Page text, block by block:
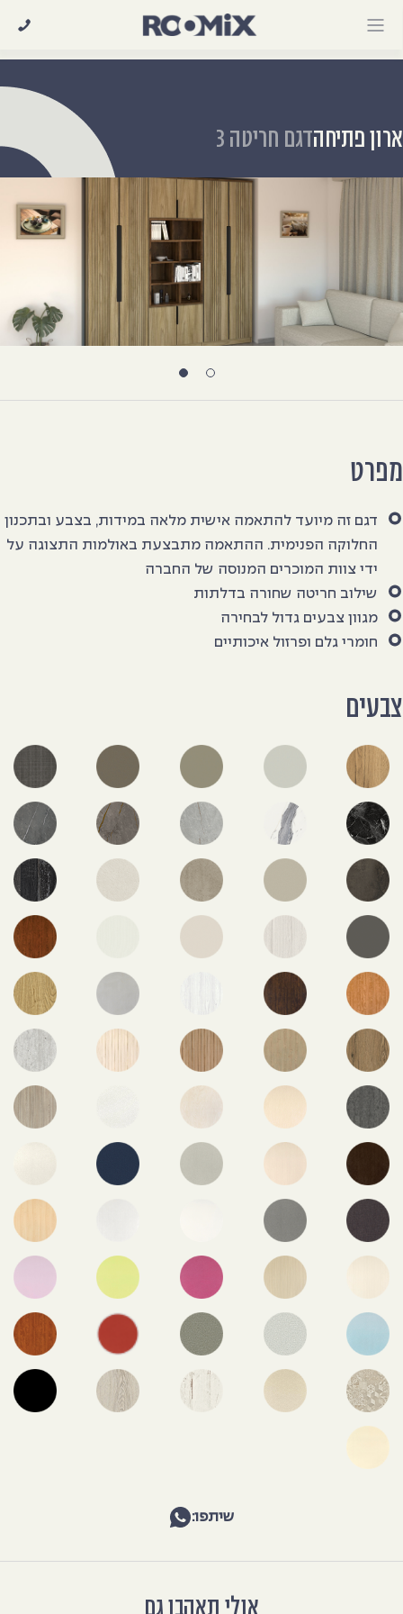
ארון פתיחהדגם חריטה 3
מפרט
דגם זה מיועד להתאמה אישית מלאה במידות, בצבע ובתכנון
החלוקה הפנימית. ההתאמה מתבצעת באולמות התצוגה על
ידי צוות המוכרים המנוסה של החברה
שילוב חריטה שחורה בדלתות
מגוון צבעים גדול לבחירה
חומרי גלם ופרזול איכותיים
צבעים
שיתפו: